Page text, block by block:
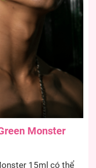
Monster
15ml có thể